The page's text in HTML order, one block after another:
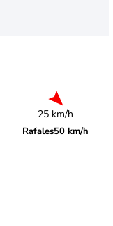
25 km/h
Rafales50 km/h